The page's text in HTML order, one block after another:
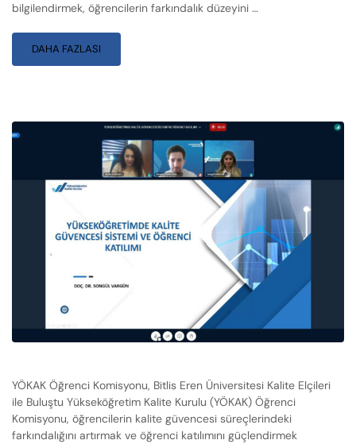
bilgilendirmek, öğrencilerin farkındalık düzeyini …
DAHA FAZLASI
YÖKAK Öğrenci Komisyonu, Bitlis Eren Üniversitesi Kalite Elçileri
ile Buluştu Yükseköğretim Kalite Kurulu (YÖKAK) Öğrenci
Komisyonu, öğrencilerin kalite güvencesi süreçlerindeki
farkındalığını artırmak ve öğrenci katılımını güçlendirmek